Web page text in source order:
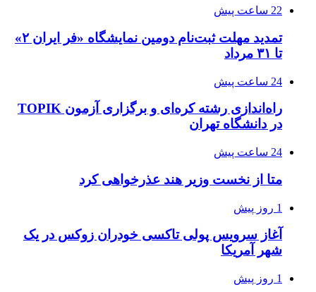
22 ساعت پیش
تمدید مهلت ثبت‌نام دومین نمایشگاه «فر ایران ۲»
تا ۳۱ مرداد
24 ساعت پیش
راه‌اندازی رشته کره‌ای و برگزاری آزمون TOPIK
در دانشگاه تهران
24 ساعت پیش
متا از نخست وزیر هند عذرخواهی کرد
1 روز پیش
آغاز سرویس پولی تاکسی خودران زوکس در یک
شهر آمریکا
1 روز پیش